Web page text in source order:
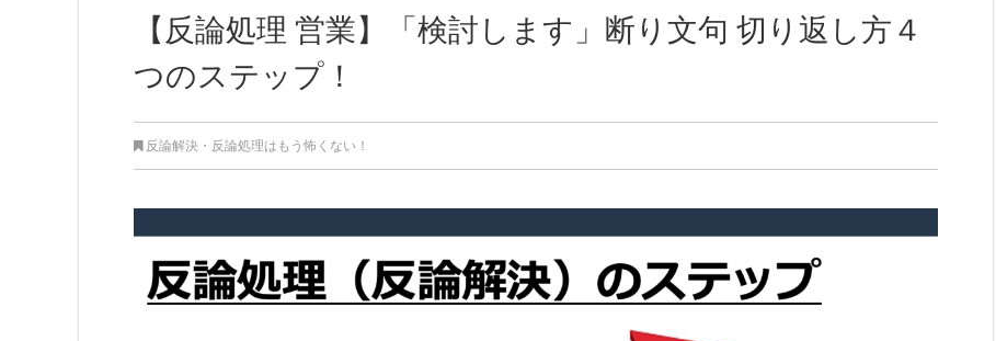
【反論処理 営業】「検討します」断り文句 切り返し方４
つのステップ！
反論解決・反論処理はもう怖くない！